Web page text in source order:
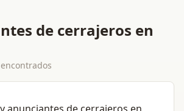
de cerrajeros en